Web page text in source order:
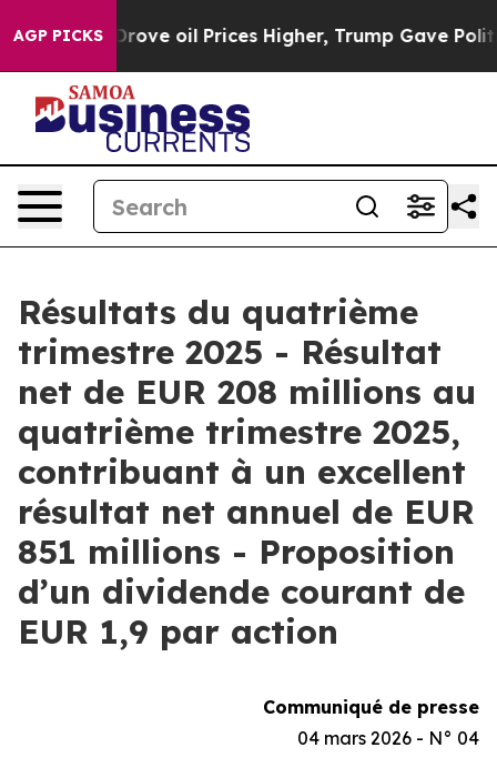
AGP PICKS
oil Prices Higher, Trump Gave Politically
Résultats du quatrième
trimestre 2025 - Résultat
net de EUR 208 millions au
quatrième trimestre 2025,
contribuant à un excellent
résultat net annuel de EUR
851 millions - Proposition
d’un dividende courant de
EUR 1,9 par action
Communiqué de presse
04 mars 2026 - N° 04